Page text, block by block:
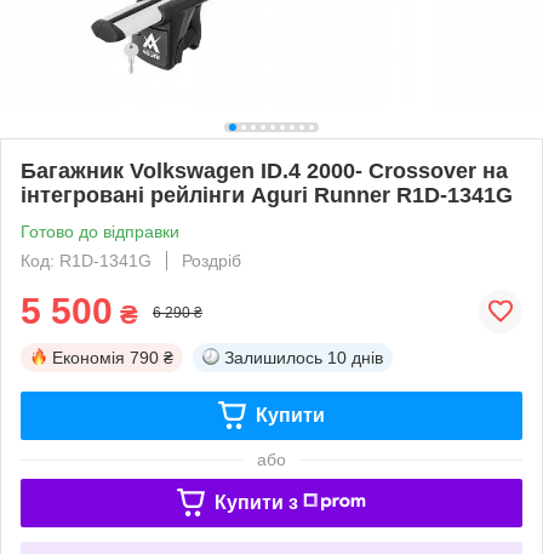
Багажник Volkswagen ID.4 2000- Crossover на
інтегровані рейлінги Aguri Runner R1D-1341G
Готово до відправки
Код: R1D-1341G
Роздріб
5 500 ₴ 6 290 ₴
Економія 790 ₴ Залишилось 10 днів
Купити
або
Купити з